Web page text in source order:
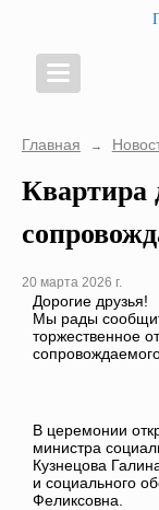
Главная →
Квартира
20 марта 2026 г.
Дорогие друзья!
Мы рады
торжественное
В церемонии
министра
Кузнецова
и социального
Феликсовна.